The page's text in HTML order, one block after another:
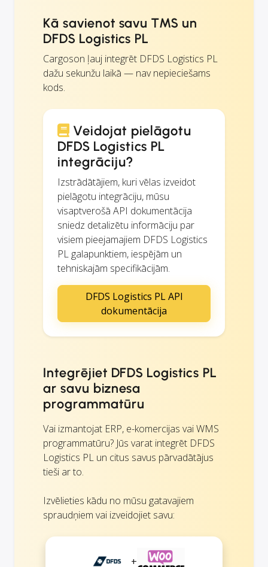
Kā savienot savu TMS un
DFDS Logistics PL
Cargoson ļauj integrēt DFDS Logistics PL
dažu sekunžu laikā — nav nepieciešams
kods.
Veidojat pielāgotu
DFDS Logistics PL
integrāciju?
Izstrādātājiem, kuri vēlas izveidot
pielāgotu integrāciju, mūsu
visaptverošā API dokumentācija
sniedz detalizētu informāciju par
visiem pieejamajiem DFDS Logistics
PL galapunktiem, iespējām un
tehniskajām specifikācijām.
DFDS Logistics PL API
dokumentācija
Integrējiet DFDS Logistics PL
ar savu biznesa
programmatūru
Vai izmantojat ERP, e-komercijas vai WMS
programmatūru? Jūs varat integrēt DFDS
Logistics PL un citus savus pārvadātājus
tieši ar to.
Izvēlieties kādu no mūsu gatavajiem
spraudņiem vai izveidojiet savu:
+